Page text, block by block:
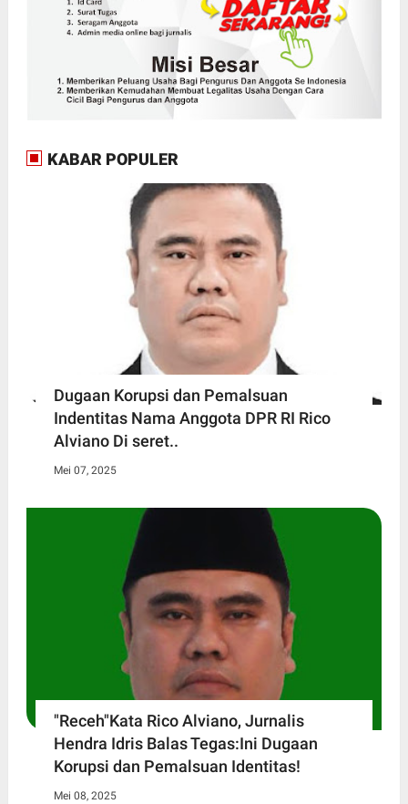
KABAR POPULER
Dugaan Korupsi dan Pemalsuan
Indentitas Nama Anggota DPR RI Rico
Alviano Di seret..
Mei 07, 2025
"Receh"Kata Rico Alviano, Jurnalis
Hendra Idris Balas Tegas:Ini Dugaan
Korupsi dan Pemalsuan Identitas!
Mei 08, 2025